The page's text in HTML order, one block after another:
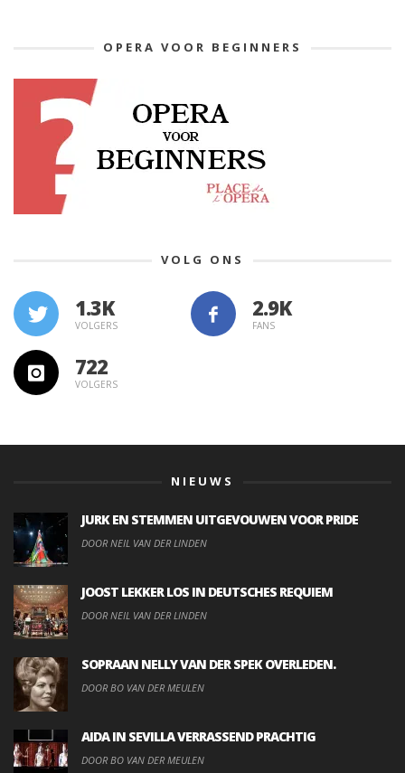
OPERA VOOR BEGINNERS
VOLG ONS
1.3K
VOLGERS FANS
722
VOLGERS
NIEUWS
JURK EN STEMMEN UITGEVOUWEN VOOR PRIDE
DOOR NEIL VAN DER LINDEN
JOOST LEKKER LOS IN DEUTSCHES REQUIEM
DOOR NEIL VAN DER LINDEN
SOPRAAN NELLY VAN DER SPEK OVERLEDEN.
DOOR BO VAN DER MEULEN
AIDA IN SEVILLA VERRASSEND PRACHTIG
DOOR BO VAN DER MEULEN